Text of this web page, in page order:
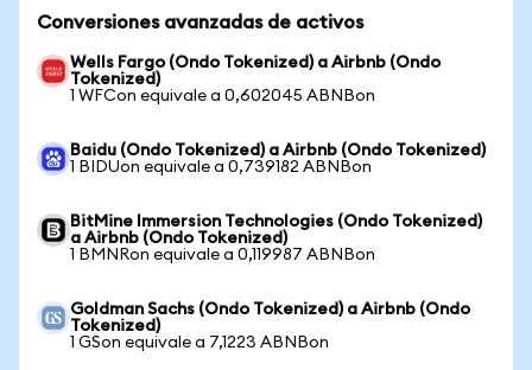
Conversiones avanzadas de activos
Wells Fargo (Ondo Tokenized) a Airbnb (Ondo
Tokenized)
1 WFCon equivale a 0,602045 ABNBon
Baidu (Ondo Tokenized) a Airbnb (Ondo Tokenized)
1 BIDUon equivale a 0,739182 ABNBon
BitMine Immersion Technologies (Ondo Tokenized)
a Airbnb (Ondo Tokenized)
1 BMNRon equivale a 0,119987 ABNBon
Goldman Sachs (Ondo Tokenized) a Airbnb (Ondo
Tokenized)
1 GSon equivale a 7,1223 ABNBon